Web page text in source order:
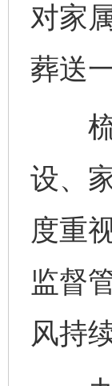
对家
葬送
梳
设、
度重
监督
风持